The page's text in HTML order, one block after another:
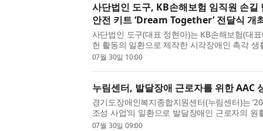
사단법인 도구, KB손해보험 임직원 손길
안전 키트 ‘Dream Together’ 전달식 개
사단법인 도구(대표 정현아)는 KB손해보험(대
헌 활동의 일환으로 제작한 시각장애인 촉각 생
전달식을 지난 7월 29일(수) 대한안마사협회에
07월 30일 10:00
누림센터, 발달장애 근로자를 위한 AAC
경기도장애인복지종합지원센터(누림센터)는
조성 사업’의 일환으로 발달장애인 근로자의
보완대체의사소통(AAC, Augmentative and
07월 30일 09:00